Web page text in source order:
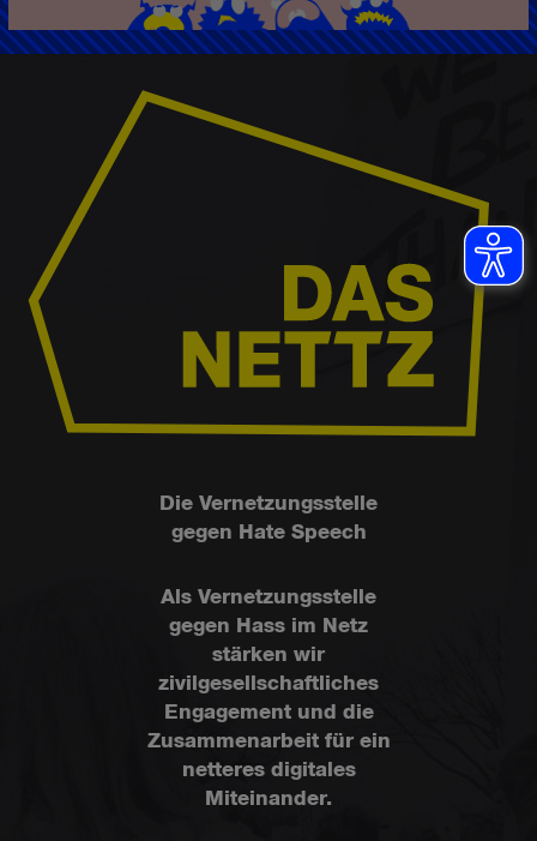
Die Vernetzungsstelle
gegen Hate Speech
Als Vernetzungsstelle
gegen Hass im Netz
stärken wir
zivilgesellschaftliches
Engagement und die
Zusammenarbeit für ein
netteres digitales
Miteinander.